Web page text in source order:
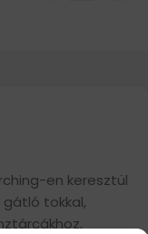
en keresztül
tokkal,